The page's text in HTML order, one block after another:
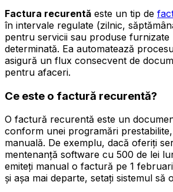
Factura recurentă este un tip de
în intervale regulate (zilnic,
pentru servicii sau produse furnizate
determinată. Ea automatează
asigură un flux consecvent de
pentru afaceri.
Ce este o factură recurentă?
O factură recurentă este un
conform unei programări
manuală. De exemplu, dacă oferiți
mentenanță software cu 500 de lei
emiteți manual o factură pe 1
și așa mai departe, setați sistemul să